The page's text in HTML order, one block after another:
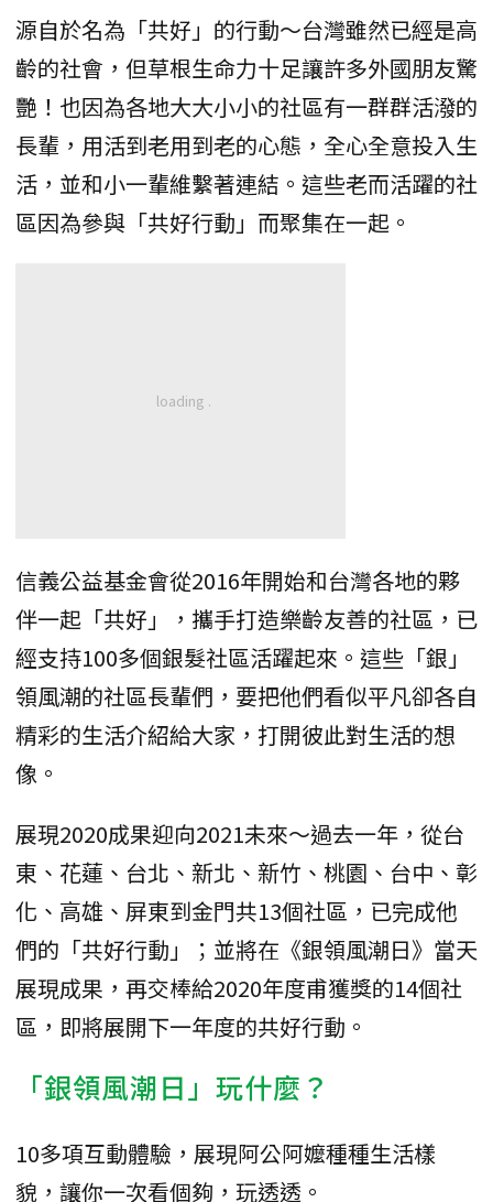
源自於名為「共好」的行動～台灣雖然已經是高
齡的社會，但草根生命力十足讓許多外國朋友驚
艷！也因為各地大大小小的社區有一群群活潑的
長輩，用活到老用到老的心態，全心全意投入生
活，並和小一輩維繫著連結。這些老而活躍的社
區因為參與「共好行動」而聚集在一起。
信義公益基金會從2016年開始和台灣各地的夥
伴一起「共好」，攜手打造樂齡友善的社區，已
經支持100多個銀髮社區活躍起來。這些「銀」
領風潮的社區長輩們，要把他們看似平凡卻各自
精彩的生活介紹給大家，打開彼此對生活的想
像。
展現2020成果迎向2021未來～過去一年，從台
東、花蓮、台北、新北、新竹、桃園、台中、彰
化、高雄、屏東到金門共13個社區，已完成他
們的「共好行動」；並將在《銀領風潮日》當天
展現成果，再交棒給2020年度甫獲獎的14個社
區，即將展開下一年度的共好行動。
「銀領風潮日」玩什麼？
10多項互動體驗，展現阿公阿嬤種種生活樣
貌，讓你一次看個夠，玩透透。